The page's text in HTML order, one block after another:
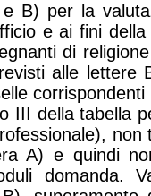
B) per la
e ai fini
di
alle lettere
III della tabella
non
A) e quindi
domanda.